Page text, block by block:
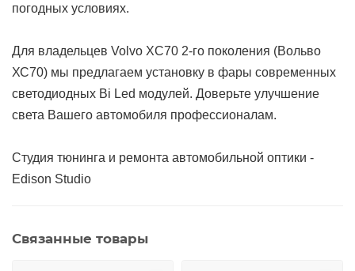
погодных условиях.
Для владельцев Volvo XC70 2-го поколения (Вольво
ХС70) мы предлагаем установку в фары современных
светодиодных Bi Led модулей. Доверьте улучшение
света Вашего автомобиля профессионалам.
Студия тюнинга и ремонта автомобильной оптики -
Edison Studio
Связанные товары